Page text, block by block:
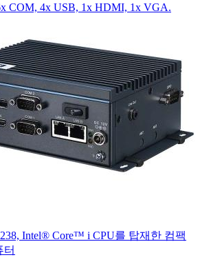
COM, 4x USB, 1x HDMI, 1x VGA.
Intel® Core™ i CPU를 탑재한 컴팩
터